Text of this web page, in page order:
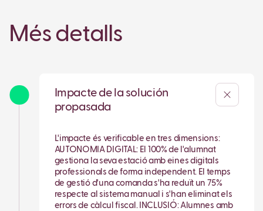
Més detalls
Impacte de la solución
propasada
L'impacte és verificable en tres dimensions:
AUTONOMIA DIGITAL: El 100% de l'alumnat
gestiona la seva estació amb eines digitals
professionals de forma independent. El temps
de gestió d'una comanda s'ha reduït un 75%
respecte al sistema manual i s'han eliminat els
errors de càlcul fiscal. INCLUSIÓ: Alumnes amb